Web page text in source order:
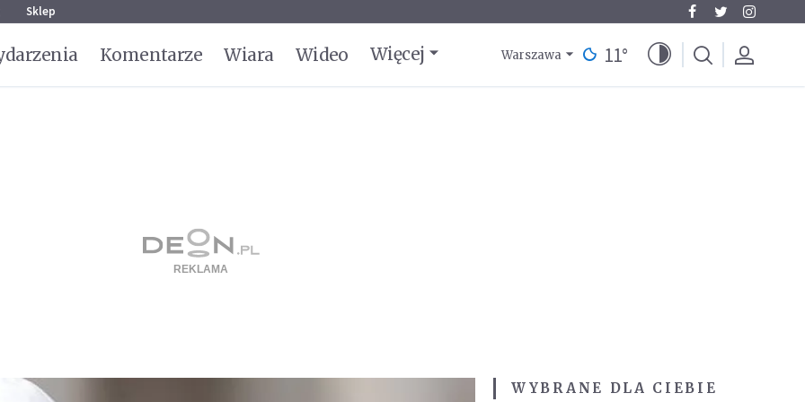
Sklep
Komentarze Wiara Wideo Więcej Warszawa 11°
WYBRANE DLA CIEBIE